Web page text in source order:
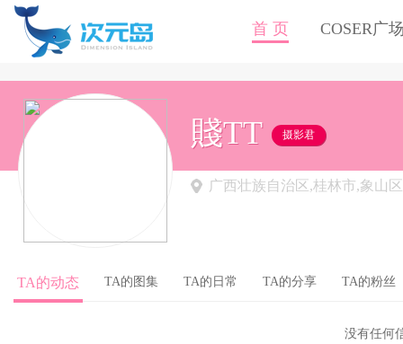
首 页 COSER广
賤TT 摄影君
广西壮族自治区,桂林市,象山区
TA的动态 TA的图集 TA的日常 TA的分享 TA的粉丝
没有任何